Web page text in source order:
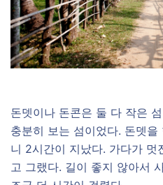
돈뎃이나 돈콘은 둘 다 작은
충분히 보는 섬이었다. 돈뎃
니 2시간이 지났다. 가다가 멋
고 그랬다. 길이 좋지 않아서